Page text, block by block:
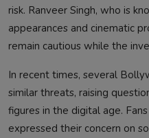
risk. Ranveer Singh, who is
appearances and cinematic
remain cautious while the
In recent times, several
similar threats, raising
figures in the digital age.
expressed their concern on